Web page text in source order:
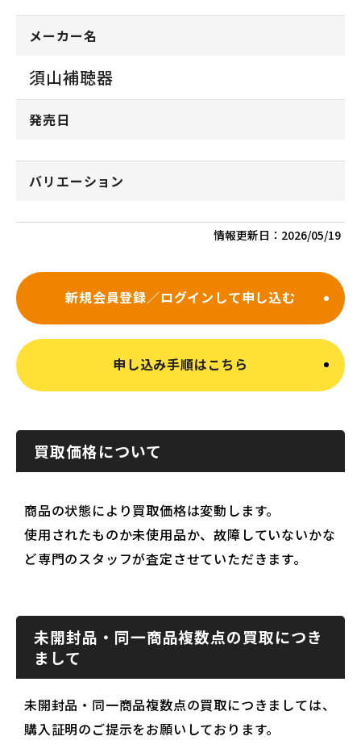
メーカー名
須山補聴器
発売日
バリエーション
情報更新日： 2026/05/19
新規会員登録／ログインして申し込む
申し込み手順はこちら
買取価格について
商品の状態により買取価格は変動します。
使用されたものか未使用品か、故障していないかな
ど専門のスタッフが査定させていただきます。
未開封品・同一商品複数点の買取につき
まして
未開封品・同一商品複数点の買取につきましては、
購入証明のご提示をお願いしております。